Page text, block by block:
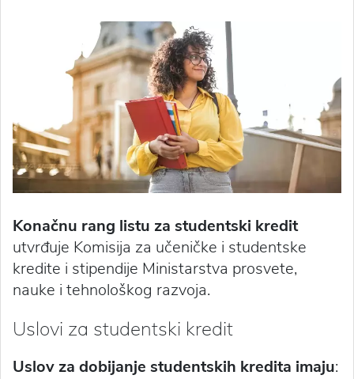
Konačnu rang listu za studentski kredit
utvrđuje Komisija za učeničke i studentske
kredite i stipendije Ministarstva prosvete,
nauke i tehnološkog razvoja.
Uslovi za studentski kredit
Uslov za dobijanje studentskih kredita imaju: